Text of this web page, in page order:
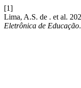
[1]
Lima, A.S. de . et al.
Eletrônica de Educação